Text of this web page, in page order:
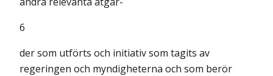
6
der som utförts och initiativ som tagits av
regeringen och myndigheterna och som berör